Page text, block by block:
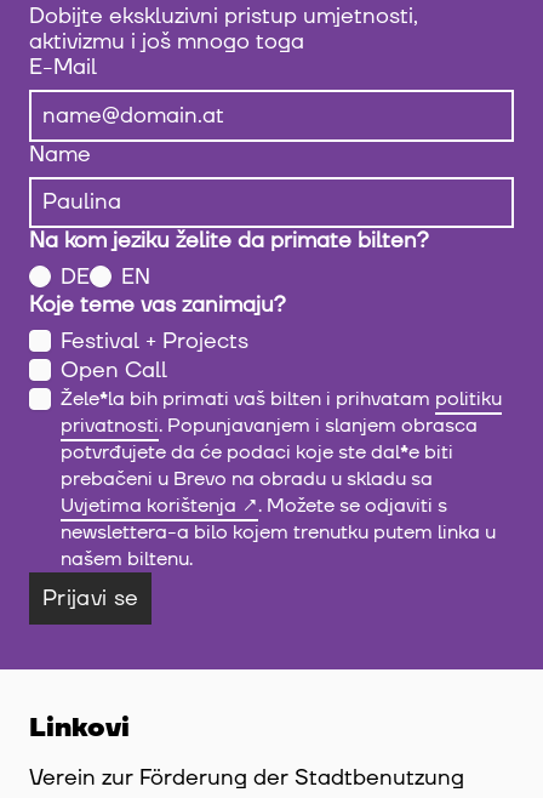
Dobijte ekskluzivni pristup umjetnosti,
aktivizmu i još mnogo toga
E-Mail
Name
Na kom jeziku želite da primate bilten?
DE
EN
Koje teme vas zanimaju?
Festival + Projects
Open Call
Žele*la bih primati vaš bilten i prihvatam politiku
privatnosti. Popunjavanjem i slanjem obrasca
potvrđujete da će podaci koje ste dal*e biti
prebačeni u Brevo na obradu u skladu sa
Uvjetima korištenja
. Možete se odjaviti s
newslettera-a bilo kojem trenutku putem linka u
našem biltenu.
Prijavi se
Linkovi
Verein zur Förderung der Stadtbenutzung